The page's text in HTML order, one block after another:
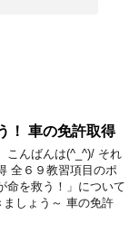
！ 車の免許取得
こんばんは(^_^)/ それ
全６９教習項目のポ
命を救う！」について
しょう～ 車の免許